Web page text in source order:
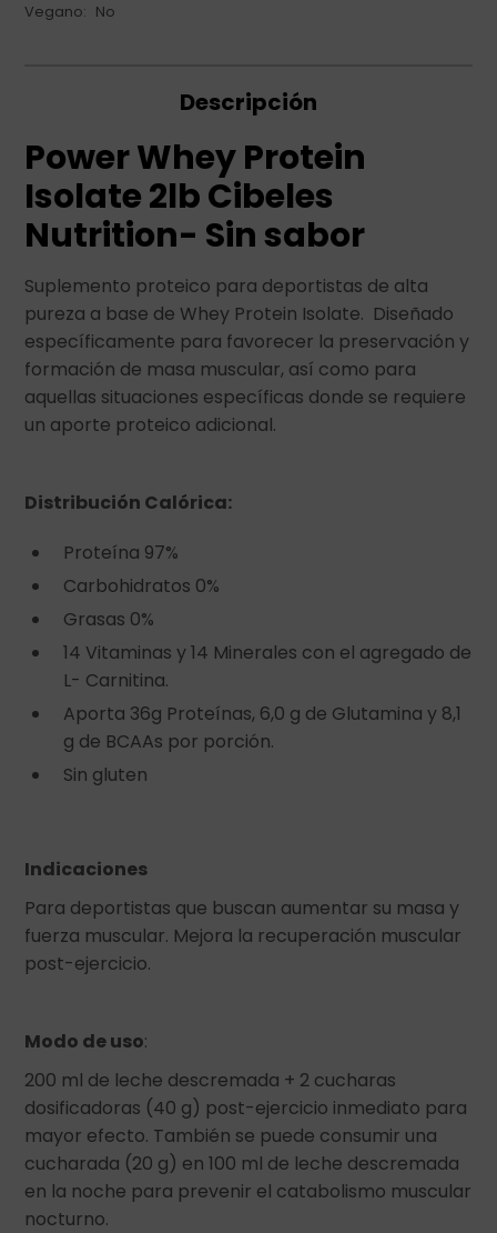
Vegano
No
Descripción
Power Whey Protein
Isolate 2lb Cibeles
Nutrition- Sin sabor
Suplemento proteico para deportistas de alta
pureza a base de Whey Protein Isolate. Diseñado
específicamente para favorecer la preservación y
formación de masa muscular, así como para
aquellas situaciones específicas donde se requiere
un aporte proteico adicional.
Distribución Calórica:
Proteína 97%
Carbohidratos 0%
Grasas 0%
14 Vitaminas y 14 Minerales con el agregado de
L- Carnitina.
Aporta 36g Proteínas, 6,0 g de Glutamina y 8,1
g de BCAAs por porción.
Sin gluten
Indicaciones
Para deportistas que buscan aumentar su masa y
fuerza muscular. Mejora la recuperación muscular
post-ejercicio.
Modo de uso:
200 ml de leche descremada + 2 cucharas
dosificadoras (40 g) post-ejercicio inmediato para
mayor efecto. También se puede consumir una
cucharada (20 g) en 100 ml de leche descremada
en la noche para prevenir el catabolismo muscular
nocturno.